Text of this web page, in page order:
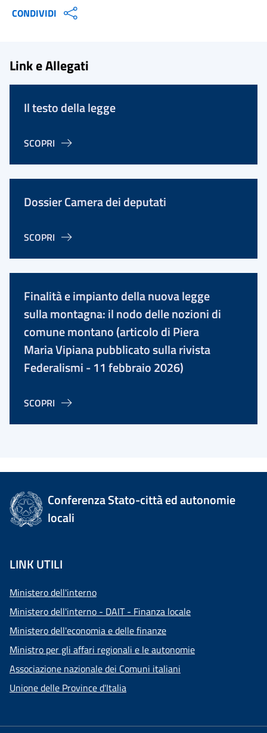
CONDIVIDI
Link e Allegati
Il testo della legge
SCOPRI
Dossier Camera dei deputati
SCOPRI
Finalità e impianto della nuova legge
sulla montagna: il nodo delle nozioni di
comune montano (articolo di Piera
Maria Vipiana pubblicato sulla rivista
Federalismi - 11 febbraio 2026)
SCOPRI
Conferenza Stato-città ed autonomie
locali
LINK UTILI
Ministero dell'interno
Ministero dell'interno - DAIT - Finanza locale
Ministero dell'economia e delle finanze
Ministro per gli affari regionali e le autonomie
Associazione nazionale dei Comuni italiani
Unione delle Province d'Italia